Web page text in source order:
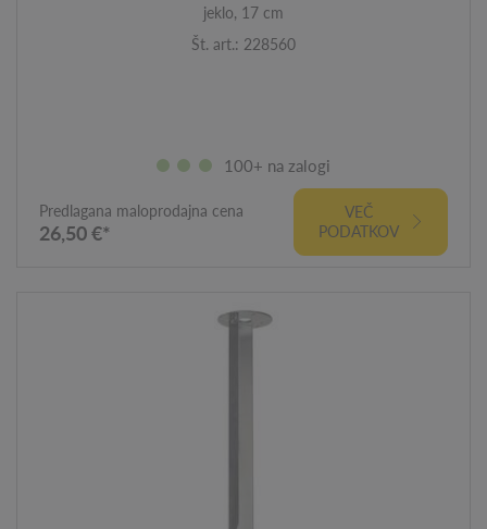
jeklo, 17 cm
Št. art.: 228560
100+ na zalogi
Predlagana maloprodajna cena
26,50 €*
VEČ
PODATKOV